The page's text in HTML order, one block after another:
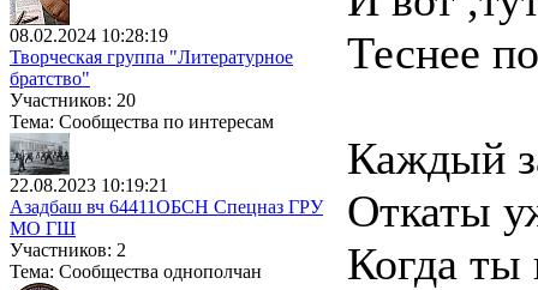
08.02.2024 10:28:19
Творческая группа "Литературное
братство"
Участников: 20
Тема: Сообщества по интересам
22.08.2023 10:19:21
Азадбаш вч 64411ОБСН Спецназ ГРУ
МО ГШ
Участников: 2
Тема: Сообщества однополчан
Теснее
Каждый
Откаты
Когда ты